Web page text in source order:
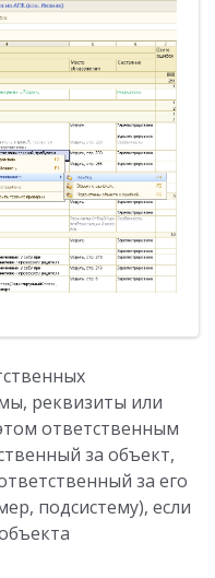
реквизиты или
ответственным
за объект,
за его
подсистему), если